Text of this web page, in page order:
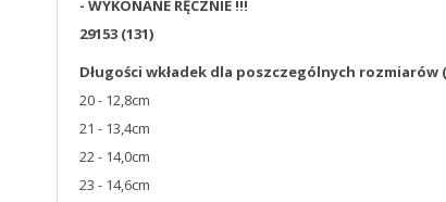
- WYKONANE RĘCZNIE !!!
29153 (131)
Długości wkładek dla poszczególnych rozmiarów
20 - 12,8cm
21 - 13,4cm
22 - 14,0cm
23 - 14,6cm